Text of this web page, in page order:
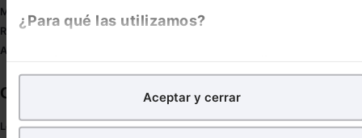
¿Para qué las utilizamos?
analíticospara tratar demejorar tu experienciaen
nuestra página web. También con fines publicitarios,
para poder mostrarte publicidad y contenidos de tu
Aceptar y cerrar
Mapa web
Redirect sitemap
Autores de El Derecho
Corporativo
Lefebvre